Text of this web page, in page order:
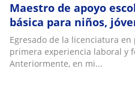
Maestro de apoyo
básica para niños,
Egresado de la licenciatura en
primera experiencia laboral y
Anteriormente, en mi...